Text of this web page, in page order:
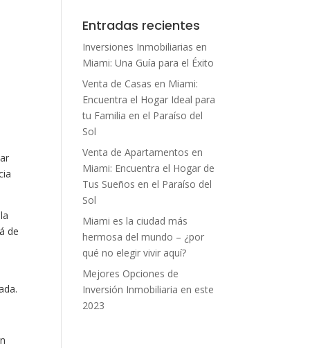
de
Entradas recientes
Inversiones Inmobiliarias en
Miami: Una Guía para el Éxito
Venta de Casas en Miami:
Encuentra el Hogar Ideal para
tu Familia en el Paraíso del
Sol
Venta de Apartamentos en
Miami: Encuentra el Hogar de
Tus Sueños en el Paraíso del
Sol
Miami es la ciudad más
hermosa del mundo – ¿por
qué no elegir vivir aquí?
Mejores Opciones de
Inversión Inmobiliaria en este
2023